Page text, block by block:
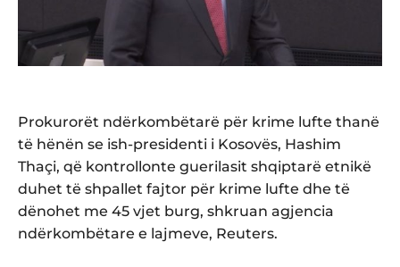
Prokurorët ndërkombëtarë për krime lufte thanë
të hënën se ish-presidenti i Kosovës, Hashim
Thaçi, që kontrollonte guerilasit shqiptarë etnikë
duhet të shpallet fajtor për krime lufte dhe të
dënohet me 45 vjet burg, shkruan agjencia
ndërkombëtare e lajmeve, Reuters.